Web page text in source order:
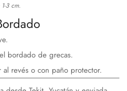
3 cm.
bordado de grecas.
al revés o con paño protector.